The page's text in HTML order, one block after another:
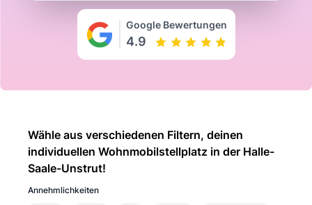
Google Bewertungen
4.9
Wähle aus verschiedenen Filtern, deinen
individuellen Wohnmobilstellplatz in der Halle-
Saale-Unstrut!
Annehmlichkeiten